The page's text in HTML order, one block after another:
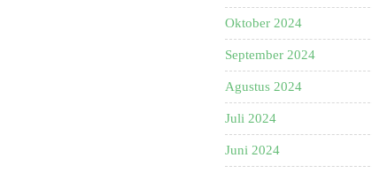
Oktober 2024
September 2024
Agustus 2024
Juli 2024
Juni 2024